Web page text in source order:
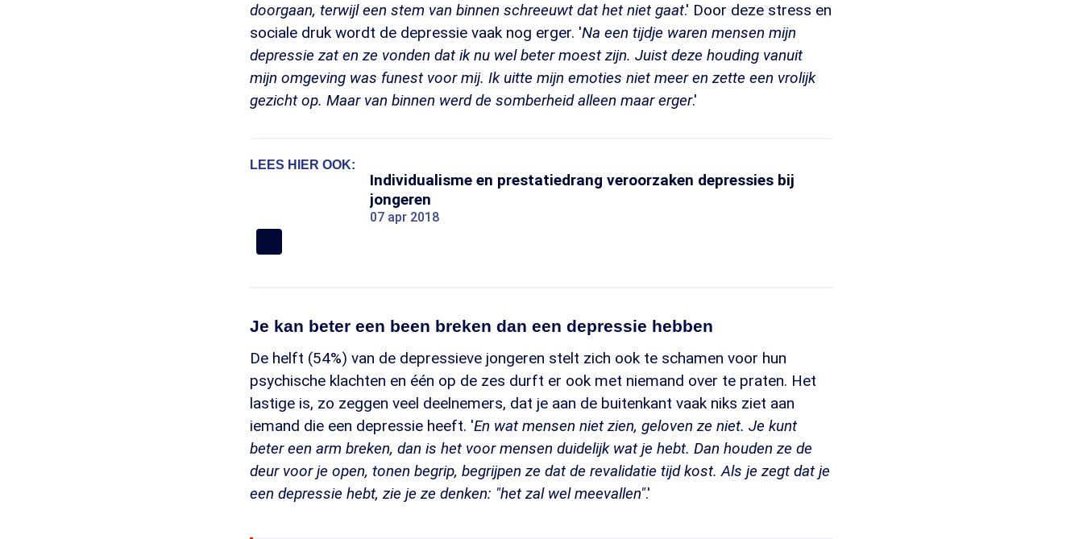
doorgaan, terwijl een stem van binnen schreeuwt dat het niet gaat.' Door deze stress en
sociale druk wordt de depressie vaak nog erger. 'Na een tijdje waren mensen mijn
depressie zat en ze vonden dat ik nu wel beter moest zijn. Juist deze houding vanuit
mijn omgeving was funest voor mij. Ik uitte mijn emoties niet meer en zette een vrolijk
gezicht op. Maar van binnen werd de somberheid alleen maar erger.'
LEES HIER OOK:
Individualisme en prestatiedrang veroorzaken depressies bij
jongeren
07 apr 2018
Je kan beter een been breken dan een depressie hebben
De helft (54%) van de depressieve jongeren stelt zich ook te schamen voor hun
psychische klachten en één op de zes durft er ook met niemand over te praten. Het
lastige is, zo zeggen veel deelnemers, dat je aan de buitenkant vaak niks ziet aan
iemand die een depressie heeft. 'En wat mensen niet zien, geloven ze niet. Je kunt
beter een arm breken, dan is het voor mensen duidelijk wat je hebt. Dan houden ze de
deur voor je open, tonen begrip, begrijpen ze dat de revalidatie tijd kost. Als je zegt dat je
een depressie hebt, zie je ze denken: "het zal wel meevallen".'